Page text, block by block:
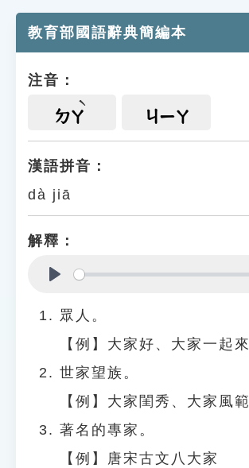
單字索引
遊戲專區
貓頭鷹博士
教育部國語辭典簡編本
注音：
ㄉㄚ ㄐㄧㄚ
漢語拼音：
dà jiā
解釋：
眾人。
【例】大家好、大家一起來
世家望族。
【例】大家閨秀、大家風範
著名的專家。
【例】唐宋古文八大家